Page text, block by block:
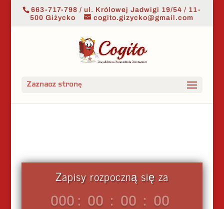
663-717-798 / ul. Królowej Jadwigi 19/54 / 11-
500 Giżycko
cogito.gizycko@gmail.com
Zaznacz stronę
Zapisy rozpoczną się za
000 : 00 : 00 : 00